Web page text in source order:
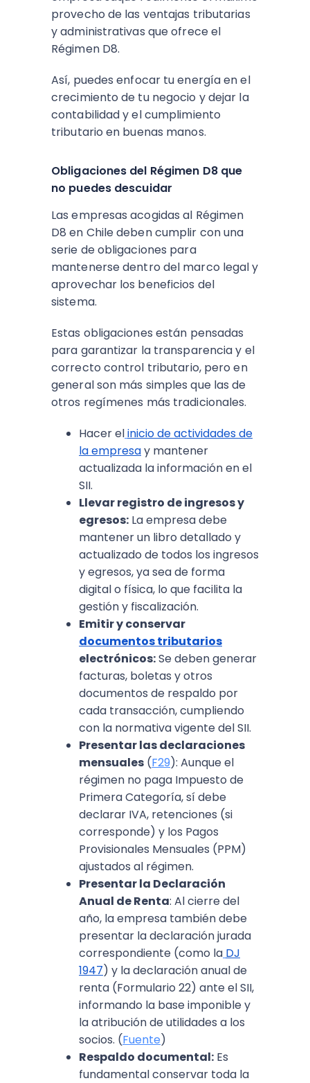
provecho de las ventajas tributarias
y administrativas que ofrece el
Régimen D8.
Así, puedes enfocar tu energía en el
crecimiento de tu negocio y dejar la
contabilidad y el cumplimiento
tributario en buenas manos.
Obligaciones del Régimen D8 que
no puedes descuidar
Las empresas acogidas al Régimen
D8 en Chile deben cumplir con una
serie de obligaciones para
mantenerse dentro del marco legal y
aprovechar los beneficios del
sistema.
Estas obligaciones están pensadas
para garantizar la transparencia y el
correcto control tributario, pero en
general son más simples que las de
otros regímenes más tradicionales.
Hacer elinicio de actividades de
la empresay mantener
actualizada la información en el
SII.
Llevar registro de ingresos y
egresos: La empresa debe
mantener un libro detallado y
actualizado de todos los ingresos
y egresos, ya sea de forma
digital o física, lo que facilita la
gestión y fiscalización.​
Emitir y conservar
documentos tributarios
electrónicos:Se deben generar
facturas, boletas y otros
documentos de respaldo por
cada transacción, cumpliendo
con la normativa vigente del SII.
Presentar las declaraciones
mensuales (F29): Aunque el
régimen no paga Impuesto de
Primera Categoría, sí debe
declarar IVA, retenciones (si
corresponde) y los Pagos
Provisionales Mensuales (PPM)
ajustados al régimen.
Presentar la Declaración
Anual de Renta: Al cierre del
año, la empresa también debe
presentar la declaración jurada
correspondiente (como la DJ
1947) y la declaración anual de
renta (Formulario 22) ante el SII,
informando la base imponible y
la atribución de utilidades a los
socios. (Fuente)
Respaldo documental: Es
fundamental conservar toda la